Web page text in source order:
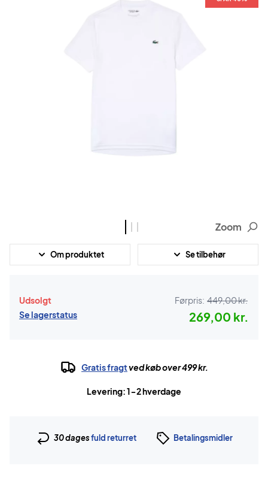
Zoom
Om produktet Se tilbehør
Udsolgt
Se lagerstatus
Førpris: 449,00 kr.
269,00 kr.
Gratis fragtved køb over 499 kr.
Levering: 1-2 hverdage
30 dagesfuld returret Betalingsmidler